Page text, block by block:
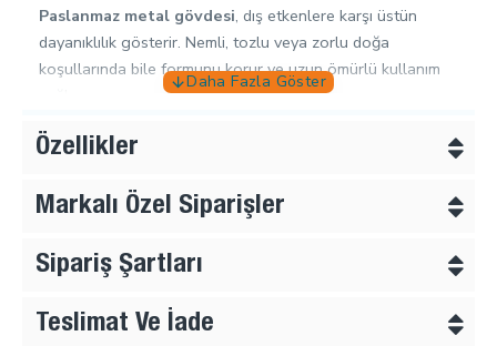
Paslanmaz metal gövdesi, dış etkenlere karşı üstün
dayanıklılık gösterir. Nemli, tozlu veya zorlu doğa
koşullarında bile formunu korur ve uzun ömürlü kullanım
Kullanım Alanları:
Taktik ve ağır hizmet tipi giysiler
Kalın büzgülü spor malzemeleri
Askeri çanta ve teçhizatlar
Özellikler
Markalı Özel Siparişler
Sipariş Şartları
Teslimat Ve İade